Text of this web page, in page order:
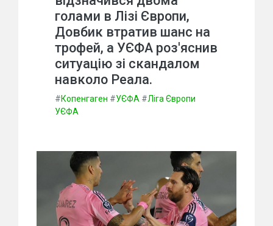
голами в Лізі Європи,
Довбик втратив шанс на
трофей, а УЄФА роз'яснив
ситуацію зі скандалом
навколо Реала.
#Копенгаген #УЄФА #Ліга Європи
УЄФА